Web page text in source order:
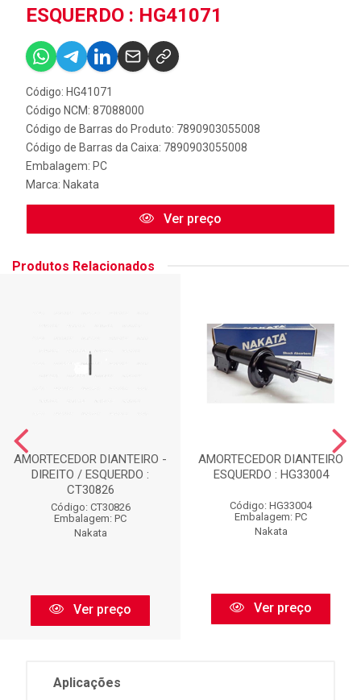
ESQUERDO : HG41071
Código: HG41071
Código NCM: 87088000
Código de Barras do Produto: 7890903055008
Código de Barras da Caixa: 7890903055008
Embalagem: PC
Marca: Nakata
Ver preço
Produtos Relacionados
AMORTECEDOR DIANTEIRO -
DIREITO / ESQUERDO :
CT30826
Código: CT30826
Embalagem: PC
Nakata
Ver preço
AMORTECEDOR DIANTEIRO
ESQUERDO : HG33004
Código: HG33004
Embalagem: PC
Nakata
Ver preço
Aplicações